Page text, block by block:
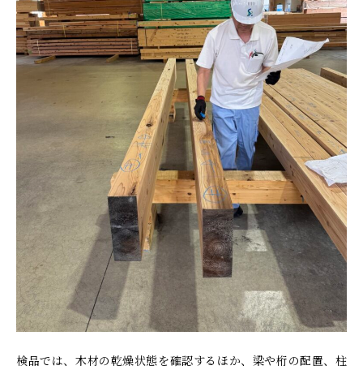
検品では、木材の乾燥状態を確認するほか、梁や桁の配置、柱